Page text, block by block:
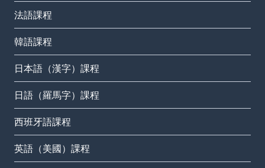
法語課程
韓語課程
日本語（漢字）課程
日語（羅馬字）課程
西班牙語課程
英語（美國）課程